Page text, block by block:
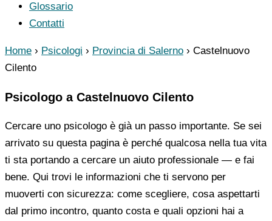
Glossario
Contatti
Home › Psicologi › Provincia di Salerno › Castelnuovo
Cilento
Psicologo a Castelnuovo Cilento
Cercare uno psicologo è già un passo importante. Se sei
arrivato su questa pagina è perché qualcosa nella tua vita
ti sta portando a cercare un aiuto professionale — e fai
bene. Qui trovi le informazioni che ti servono per
muoverti con sicurezza: come scegliere, cosa aspettarti
dal primo incontro, quanto costa e quali opzioni hai a